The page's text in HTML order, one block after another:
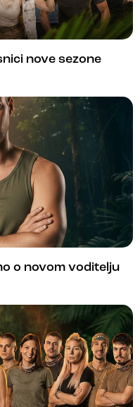
nove sezone
o novom voditelju